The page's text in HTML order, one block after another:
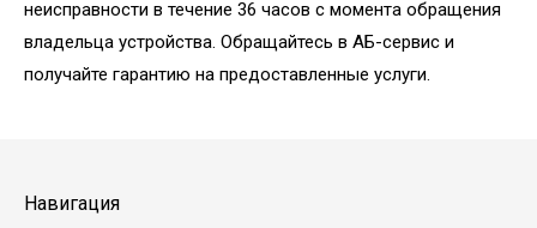
неисправности в течение 36 часов с момента обращения
владельца устройства. Обращайтесь в АБ-сервис и
получайте гарантию на предоставленные услуги.
Навигация